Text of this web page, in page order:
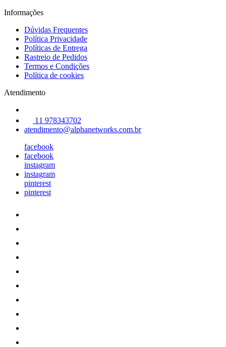
Informações
Dúvidas Frequentes
Política Privacidade
Políticas de Entrega
Rastreio de Pedidos
Termos e Condições
Política de cookies
Atendimento
11 978343702
atendimento@alphanetworks.com.br
facebook
facebook
instagram
instagram
pinterest
pinterest